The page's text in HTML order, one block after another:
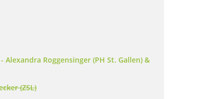
Roggensinger (PH St. Gallen) &
(ZSL)